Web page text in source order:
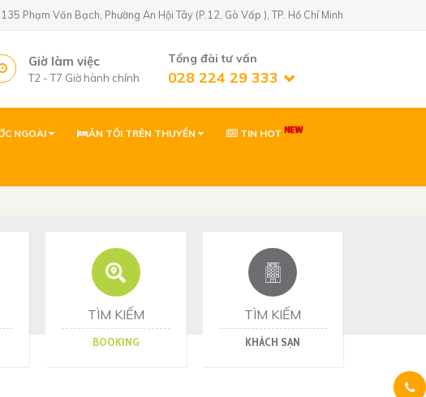
Phạm Văn Bạch, Phường An Hội Tây (P.12, Gò Vấp ), TP. Hồ Chí Minh
Giờ làm việc
T2 - T7 Giờ hành chính
Tổng đài tư vấn
028 224 29 333
( gần sân Golf) 02822429333
Quy Nhơn
P. Quy Nhơn, Gia Lai
NGOÀI ĂN TỐI TRÊN THUYỀN TIN HOT
TÌM KIẾM
BOOKING
TÌM KIẾM
KHÁCH SẠN